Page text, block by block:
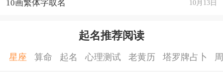
10月13日
10画繁体字取名
起名推荐阅读
星座 算命 起名 心理测试 老黄历 塔罗牌占卜